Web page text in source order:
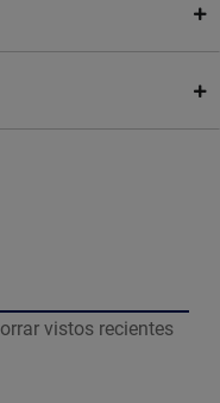
vistos recientes